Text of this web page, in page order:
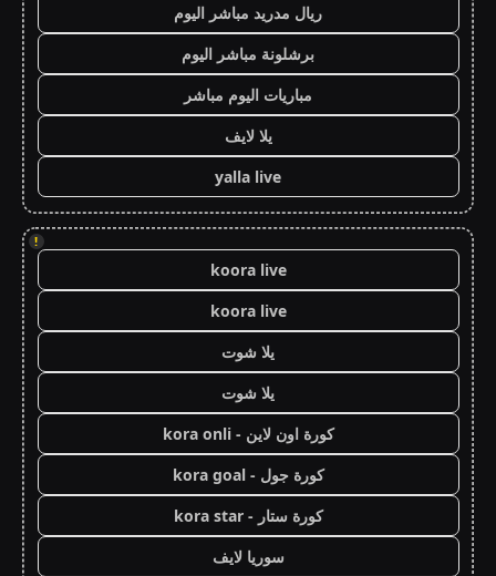
ريال مدريد مباشر اليوم
برشلونة مباشر اليوم
مباريات اليوم مباشر
يلا لايف
yalla live
!
koora live
koora live
يلا شوت
يلا شوت
كورة اون لاين - kora onli
كورة جول - kora goal
كورة ستار - kora star
سوريا لايف